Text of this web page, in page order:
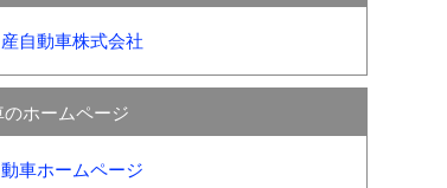
自動車株式会社
のホームページ
車ホームページ